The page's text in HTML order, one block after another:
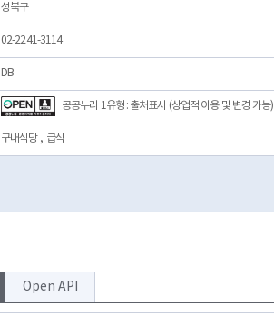
성북구
02-2241-3114
DB
공공누리 1유형 : 출처표시 (상업적 이용 및 변경 가능)
구내식당, 급식
Open API